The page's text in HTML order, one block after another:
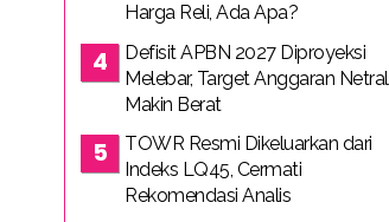
Harga Reli, Ada Apa?
Defisit APBN 2027 Diproyeksi
Melebar, Target Anggaran Netral
Makin Berat
TOWR Resmi Dikeluarkan dari
Indeks LQ45, Cermati
Rekomendasi Analis